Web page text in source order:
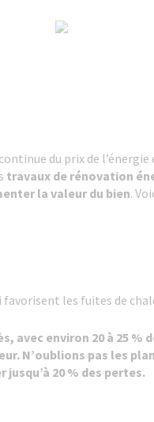
du prix de
travaux de rénovation
la valeur du bien.
les fuites de
avec environ 20 à 25 %
N’oublions pas les
20 % des pertes.